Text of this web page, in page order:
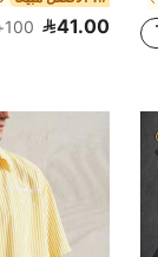
41.00 100+. تم بيع